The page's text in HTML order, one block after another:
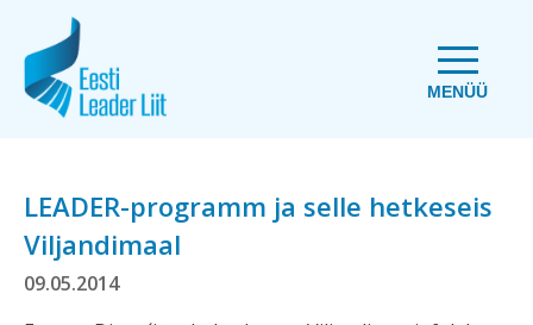
MENÜÜ
LEADER-programm ja selle hetkeseis
Viljandimaal
09.05.2014